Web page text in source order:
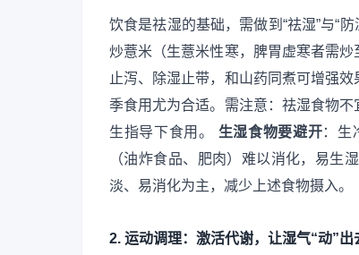
饮食是祛湿的基础，需做到“祛湿”与“防
炒薏米（生薏米性寒，脾胃虚寒者需
止泻、除湿止带，和山药同煮可增强
季食用尤为合适。需注意：祛湿食物
生指导下食用。 生湿食物要避开：生
（油炸食品、肥肉）难以消化，易生
淡、易消化为主，减少上述食物摄入。
2. 运动调理：激活代谢，让湿气“动”出